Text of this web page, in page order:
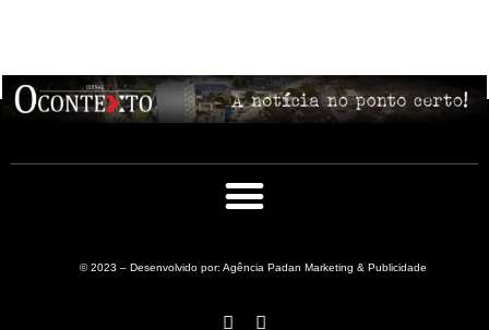
© 2023 – Desenvolvido por: Agência Padan Marketing & Publicidade